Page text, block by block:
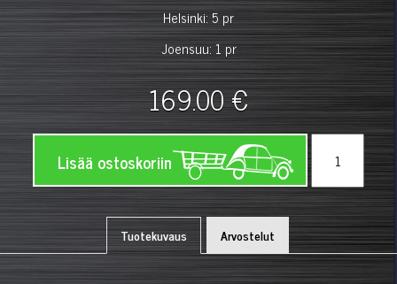
Helsinki: 5 pr
Joensuu: 1 pr
169.00 €
Lisää ostoskoriin
Tuotekuvaus Arvostelut